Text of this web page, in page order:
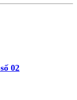
02